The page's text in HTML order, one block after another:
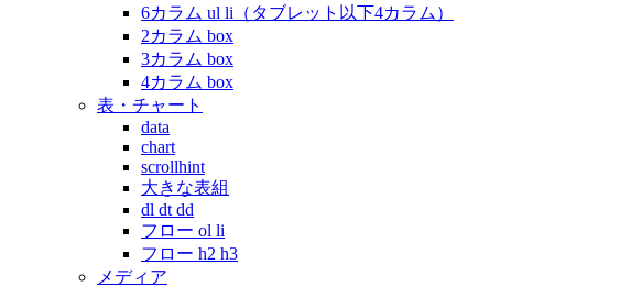
6カラム ul li（タブレット以下4カラム）
2カラム box
3カラム box
4カラム box
表・チャート
data
chart
scrollhint
大きな表組
dl dt dd
フロー ol li
フロー h2 h3
メディア